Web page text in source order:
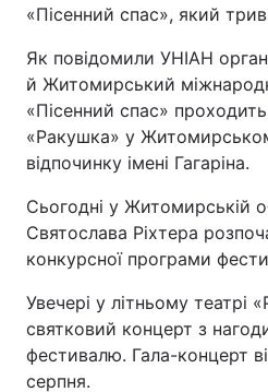
«Пісенний спас», який
Як повідомили УНІАН
й Житомирський
«Пісенний спас»
«Ракушка» у
відпочинку імені Гагаріна.
Сьогодні у Житомирській
Святослава Ріхтера
конкурсної програми
Увечері у літньому театрі
святковий концерт з
фестивалю. Гала-концерт
серпня.